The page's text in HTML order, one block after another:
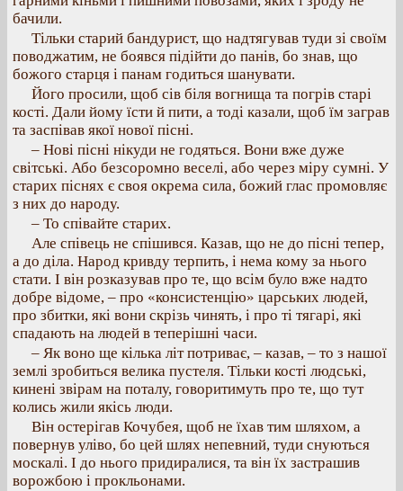
бачили.
Тільки старий бандурист, що надтягував туди зі своїм
поводжатим, не боявся підійти до панів, бо знав, що
божого старця і панам годиться шанувати.
Його просили, щоб сів біля вогнища та погрів старі
кості. Дали йому їсти й пити, а тоді казали, щоб їм заграв
та заспівав якої нової пісні.
– Нові пісні нікуди не годяться. Вони вже дуже
світські. Або безсоромно веселі, або через міру сумні. У
старих піснях є своя окрема сила, божий глас промовляє
з них до народу.
– То співайте старих.
Але співець не спішився. Казав, що не до пісні тепер,
а до діла. Народ кривду терпить, і нема кому за нього
стати. І він розказував про те, що всім було вже надто
добре відоме, – про «консистенцію» царських людей,
про збитки, які вони скрізь чинять, і про ті тягарі, які
спадають на людей в теперішні часи.
– Як воно ще кілька літ потриває, – казав, – то з нашої
землі зробиться велика пустеля. Тільки кості людські,
кинені звірам на поталу, говоритимуть про те, що тут
колись жили якісь люди.
Він остерігав Кочубея, щоб не їхав тим шляхом, а
повернув уліво, бо цей шлях непевний, туди снуються
москалі. І до нього придиралися, та він їх застрашив
ворожбою і прокльонами.